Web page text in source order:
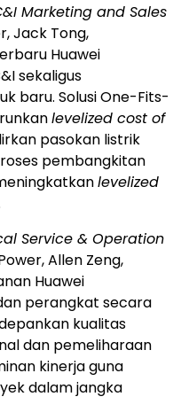
Marketing and Sales
Jack Tong,
Huawei
sekaligus
baru. Solusi One-Fits-
levelized cost of
pasokan listrik
pembangkitan
levelized
Service & Operation
Allen Zeng,
Huawei
perangkat secara
kualitas
dan pemeliharaan
kinerja guna
dalam jangka